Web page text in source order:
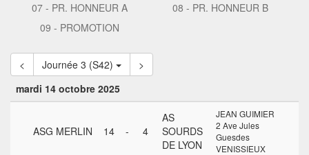
07 - PR. HONNEUR A
08 - PR. HONNEUR B
09 - PROMOTION
< Journée 3 (S42)
>
mardi 14 octobre 2025
ASG MERLIN 14 - 4
AS
SOURDS
DE LYON
JEAN GUIMIER
2 Ave Jules
Guesdes
VENISSIEUX